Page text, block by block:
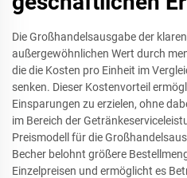
Die Großhandelsausgabe der
außergewöhnlichen Wert durch
die die Kosten pro Einheit im
senken. Dieser Kostenvorteil
Einsparungen zu erzielen, ohne
im Bereich der
Preismodell für die
Becher belohnt größere
Einzelpreisen und ermöglicht es